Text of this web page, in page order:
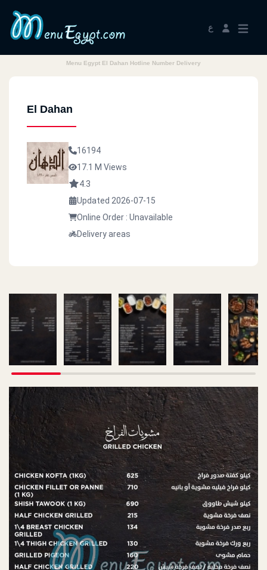
ع
Menu Egypt El Dahan Hotline Number Delivery
El Dahan
16194
17.1 M Views
4.3
Updated 2026-07-15
Online Order : Unavailable
Delivery areas